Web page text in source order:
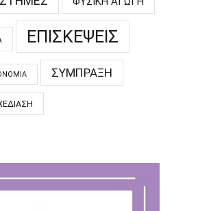
ΕΠΙΣΚΈΨΕΙΣ
ΣΎΜΠΡΑΞΗ